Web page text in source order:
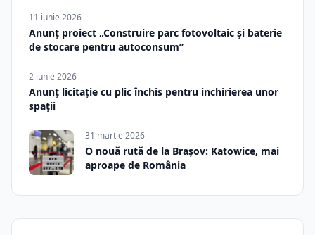
11 iunie 2026
Anunț proiect „Construire parc fotovoltaic și baterie
de stocare pentru autoconsum”
2 iunie 2026
Anunț licitație cu plic închis pentru inchirierea unor
spații
31 martie 2026
O nouă rută de la Brașov: Katowice, mai
aproape de România